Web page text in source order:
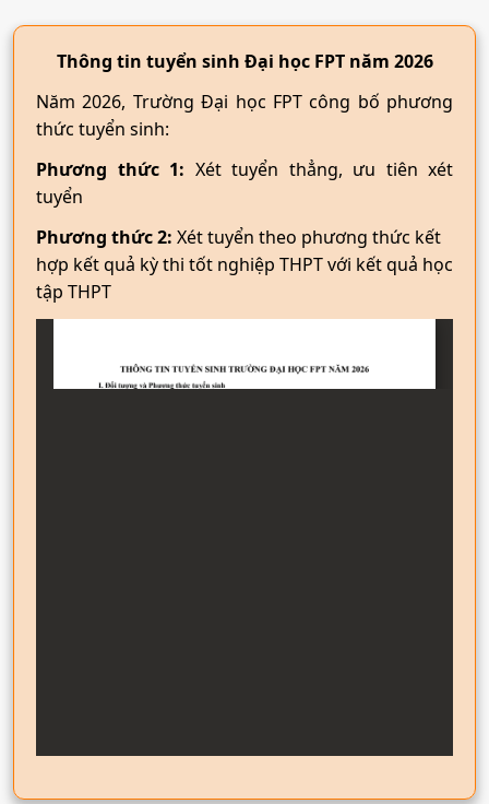
Thông tin tuyển sinh Đại học FPT năm 2026
Năm 2026, Trường Đại học FPT công bố phương
thức tuyển sinh:
Phương thức 1: Xét tuyển thẳng, ưu tiên xét
tuyển
Phương thức 2: Xét tuyển theo phương thức kết
hợp kết quả kỳ thi tốt nghiệp THPT với kết quả học
tập THPT